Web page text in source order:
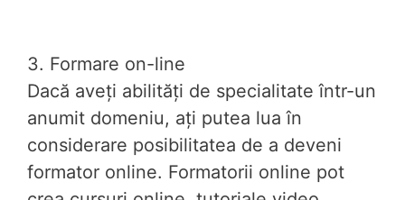
3. Formare on-line
Dacă aveți abilități de specialitate într-un
anumit domeniu, ați putea lua în
considerare posibilitatea de a deveni
formator online. Formatorii online pot